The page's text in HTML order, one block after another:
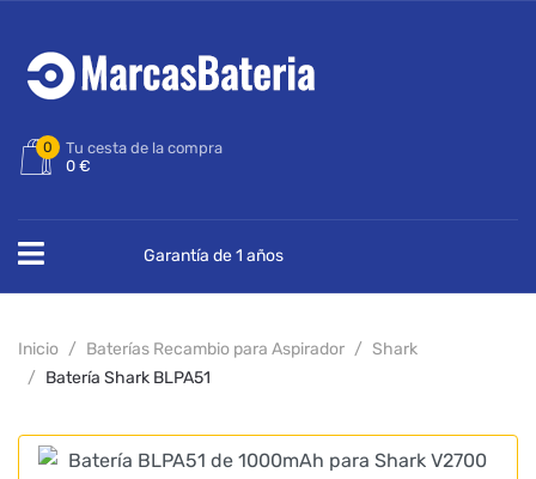
0
Tu cesta de la compra
0 €
Garantía de 1 años
Inicio Baterías Recambio para Aspirador
Shark
Batería Shark BLPA51